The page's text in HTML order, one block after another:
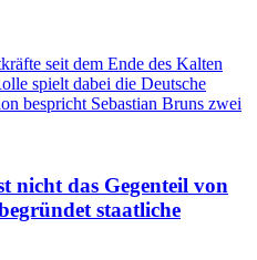
seit dem Ende des Kalten
spielt dabei die Deutsche
bespricht Sebastian Bruns zwei
nicht das Gegenteil von
staatliche